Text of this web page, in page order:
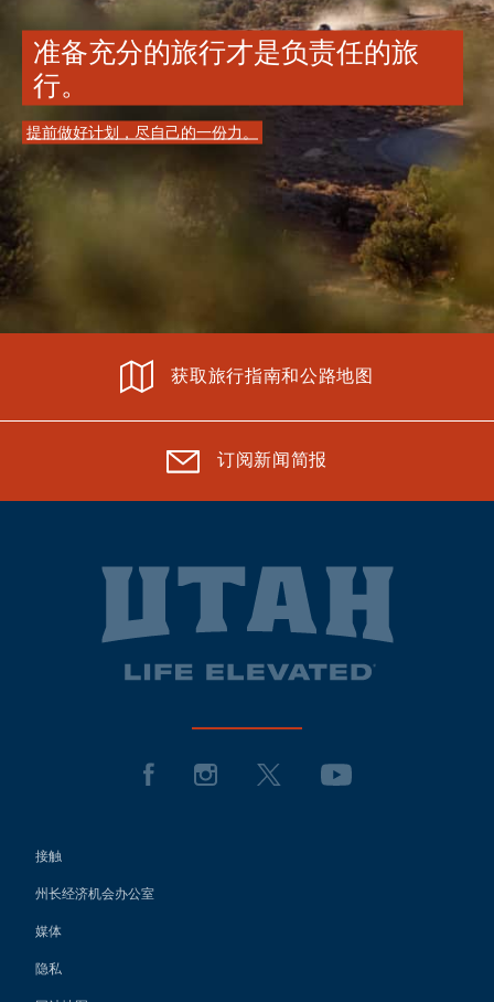
准备充分的旅行才是负责任的旅
行。
提前做好计划，尽自己的一份力。
获取旅行指南和公路地图
订阅新闻简报
接触
州长经济机会办公室
媒体
隐私